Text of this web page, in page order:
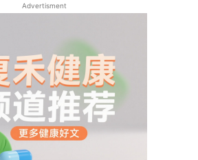
Advertisment